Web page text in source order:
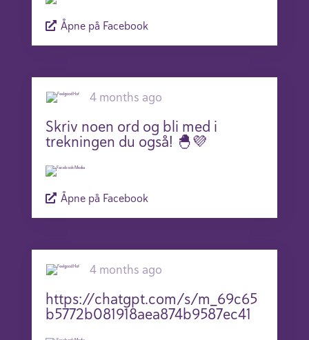
Åpne på Facebook
4 months ago
Skriv noen ord og bli med i
trekningen du også! 🐣💜
Åpne på Facebook
4 months ago
https://chatgpt.com/s/m_69c65
b5772b081918aea874b9587ec41